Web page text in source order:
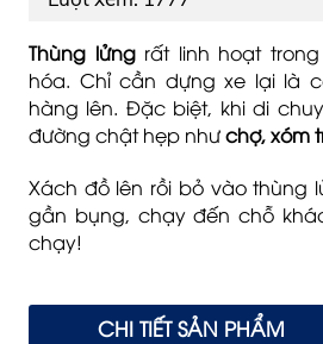
Thùng lửngrất linh hoạt
hóa. Chỉ cần dựng xe lại là
hàng lên. Đặc biệt, khi di
đường chật hẹp nhưchợ, xóm
Xách đồ lên rồi bỏ vào thùng
gần bụng, chạy đến chỗ
chạy!
CHI TIẾT SẢN PHẨM